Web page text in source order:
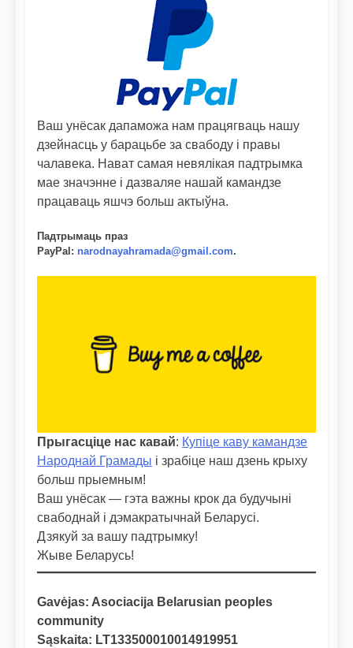
Ваш унёсак дапаможа нам працягваць нашу
дзейнасць у барацьбе за свабоду і правы
чалавека. Нават самая невялікая падтрымка
мае значэнне і дазваляе нашай камандзе
працаваць яшчэ больш актыўна.
Падтрымаць праз
PayPal : narodnayahramada@gmail.com.
Прыгасціце нас кавай: Купіце каву камандзе
Народнай Грамады і зрабіце наш дзень крыху
больш прыемным!
Ваш унёсак — гэта важны крок да будучыні
свабоднай і дэмакратычнай Беларусі.
Дзякуй за вашу падтрымку!
Жыве Беларусь!
Gavėjas: Asociacija Belarusian peoples
community
Sąskaita: LT133500010014919951